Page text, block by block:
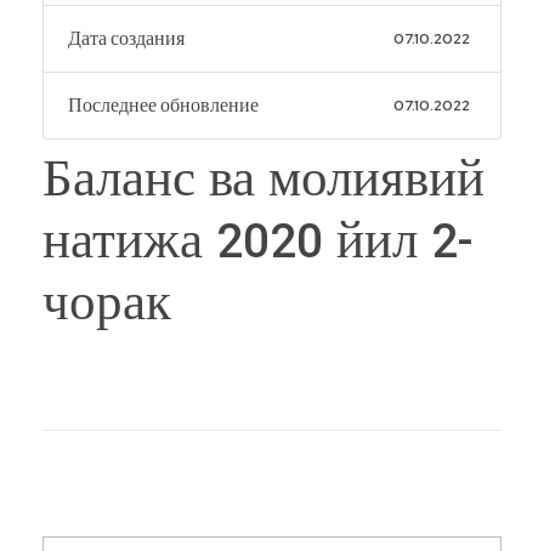
Дата создания 07.10.2022
Последнее обновление 07.10.2022
Баланс ва молиявий
натижа 2020 йил 2-
чорак